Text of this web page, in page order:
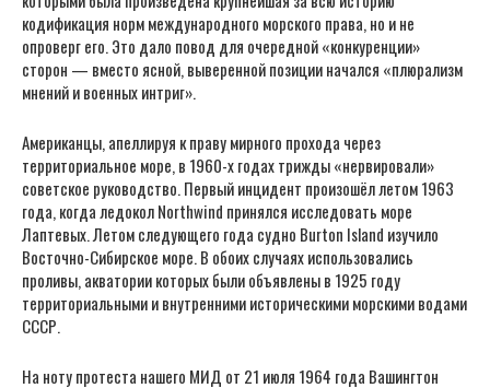
кодификация норм международного морского права, но и не
опроверг его. Это дало повод для очередной «конкуренции»
сторон — вместо ясной, выверенной позиции начался «плюрализм
мнений и военных интриг».
Американцы, апеллируя к праву мирного прохода через
территориальное море, в 1960-х годах трижды «нервировали»
советское руководство. Первый инцидент произошёл летом 1963
года, когда ледокол Northwind принялся исследовать море
Лаптевых. Летом следующего года судно Burton Island изучило
Восточно-Сибирское море. В обоих случаях использовались
проливы, акватории которых были объявлены в 1925 году
территориальными и внутренними историческими морскими водами
СССР.
На ноту протеста нашего МИД от 21 июля 1964 года Вашингтон